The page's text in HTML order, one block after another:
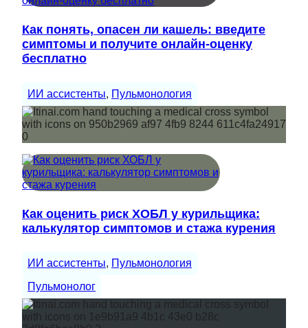
Как понять, опасен ли кашель: введите
симптомы и получите онлайн-оценку
бесплатно
ИИ ассистенты, Пульмонология
Как оценить риск ХОБЛ у курильщика:
калькулятор симптомов и стажа курения
ИИ ассистенты, Пульмонология
Пульмонолог